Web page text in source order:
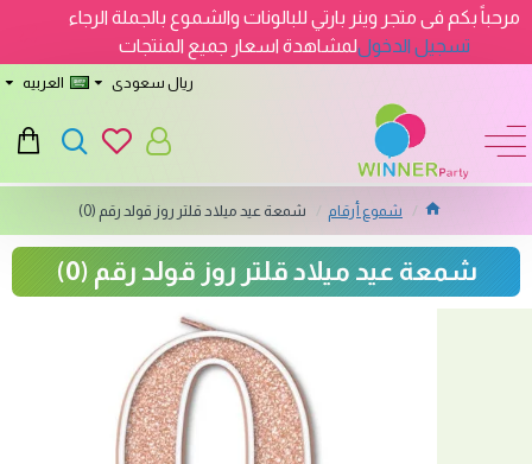
مرحباً بكم فى متجر وينر بارتي للبالونات والشموع بالجملة الرجاء
تسجيل الدخوللمشاهدة اسعار جميع المنتجات
ريال سعودى العربيه
شموع أرقام شمعة عيد ميلاد قلتر روز قولد رقم (0)
شمعة عيد ميلاد قلتر روز قولد رقم (0)